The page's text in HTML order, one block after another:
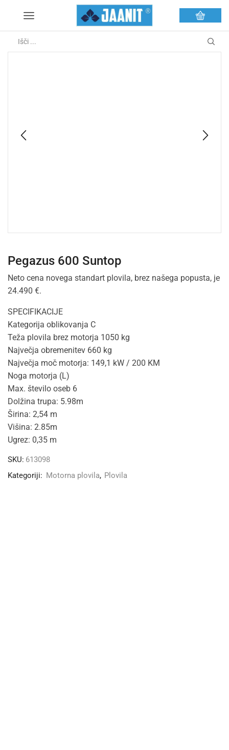
Pegazus 600 Suntop
Neto cena novega standart plovila, brez našega popusta, je
24.490 €.
SPECIFIKACIJE
Kategorija oblikovanja C
Teža plovila brez motorja 1050 kg
Največja obremenitev 660 kg
Največja moč motorja: 149,1 kW / 200 KM
Noga motorja (L)
Max. število oseb 6
Dolžina trupa: 5.98m
Širina: 2,54 m
Višina: 2.85m
Ugrez: 0,35 m
SKU: 613098
Kategoriji: Motorna plovila, Plovila